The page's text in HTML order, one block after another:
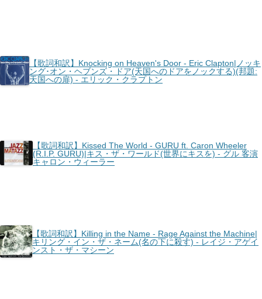
【歌詞和訳】Knocking on Heaven's Door - Eric Clapton|ノッキ
ング･オン・ヘブンズ・ドア(天国へのドアをノックする)(邦題:
天国への扉) - エリック・クラプトン
【歌詞和訳】Kissed The World - GURU ft. Caron Wheeler
(R.I.P. GURU)|キス・ザ・ワールド(世界にキスを) - グル 客演
キャロン・ウィーラー
【歌詞和訳】Killing in the Name - Rage Against the Machine|
キリング・イン・ザ・ネーム(名の下に殺す) - レイジ・アゲイ
ンスト・ザ・マシーン